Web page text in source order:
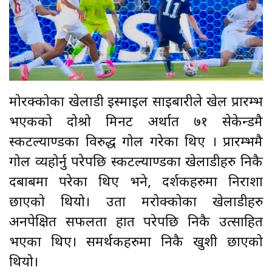
मोरक्कोका खेलाडी इस्माइल साइबारीले खेल प्रारम्भ
भएकको दोश्रो मिनट अर्थात ७१ सेकेन्डमै
स्कटल्याण्डका विरुद्ध गोल गरेका थिए । प्रारम्भमै
गोल व्यहोर्नु परेपछि स्कटल्याण्डका खेलाडीहरु निकै
दबाबमा परेका थिए भने, दर्शकहरुमा निराशा
छाएको थियो। उता मरोक्कोका खेलाडीहरु
अनपेक्षित सफलता हात परेपछि निकै उत्साहित
भएका थिए। समर्थकहरुमा निकै खुशी छाएको
थियो।